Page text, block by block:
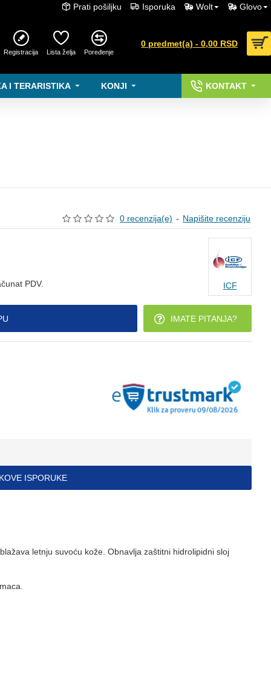
Prati pošiljku Isporuka Wolt Glovo
Registracija Lista želja Poređenje
0 predmet(a) - 0,00 RSD
I TERARISTIKA KONJI KONTAKT
0 recenzija(e) - Napišite recenziju
PDV. ICF
IMATE PITANJA?
ISPORUKE
letnju suvoću kože. Obnavlja zaštitni hidrolipidni sloj